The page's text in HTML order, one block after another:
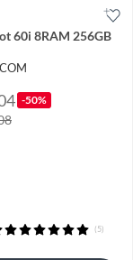
60i 8RAM 256GB
-50%
(5)